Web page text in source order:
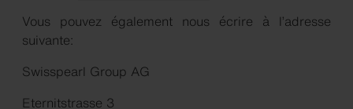
Vous pouvez également nous écrire à l’adresse
suivante:
Swisspearl Group AG
Eternitstrasse 3